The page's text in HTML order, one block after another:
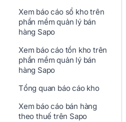
Xem báo cáo sổ kho trên
phần mềm quản lý bán
hàng Sapo
Xem báo cáo tồn kho trên
phần mềm quản lý bán
hàng Sapo
Tổng quan báo cáo kho
Xem báo cáo bán hàng
theo thuế trên Sapo